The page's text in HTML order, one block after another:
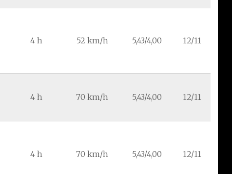
4 h 52 km/h 5,43/4,00 12/11
4 h 70 km/h 5,43/4,00 12/11
4 h 70 km/h 5,43/4,00 12/11